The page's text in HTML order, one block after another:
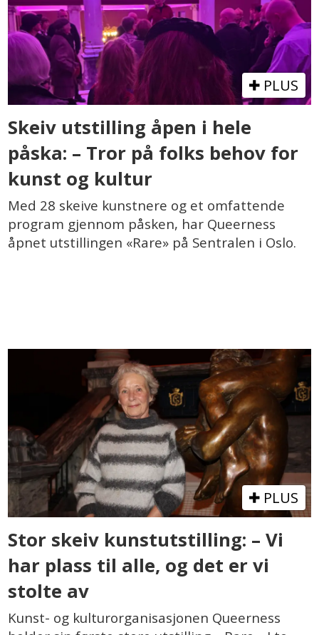
PLUS
Skeiv utstilling åpen i hele
påska: – Tror på folks behov for
kunst og kultur
Med 28 skeive kunstnere og et omfattende
program gjennom påsken, har Queerness
åpnet utstillingen «Rare» på Sentralen i Oslo.
PLUS
Stor skeiv kunstutstilling: – Vi
har plass til alle, og det er vi
stolte av
Kunst- og kulturorganisasjonen Queerness